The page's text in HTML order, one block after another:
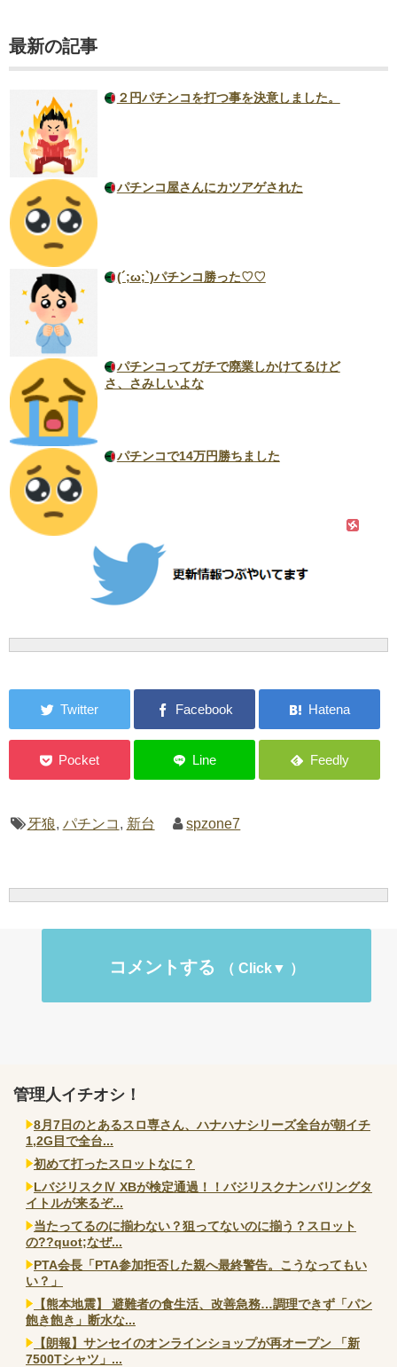
最新の記事
２円パチンコを打つ事を決意しました。
パチンコ屋さんにカツアゲされた
(´;ω;`)パチンコ勝った♡♡
パチンコってガチで廃業しかけてるけど
さ、さみしいよな
パチンコで14万円勝ちました
牙狼, パチンコ , 新台 spzone7
コメントする
管理人イチオシ！
8月7日のとあるスロ専さん、ハナハナシリーズ全台が朝イチ
1,2G目で全台...
初めて打ったスロットなに？
LバジリスクⅣ XBが検定通過！！バジリスクナンバリングタ
イトルが来るぞ...
当たってるのに揃わない？狙ってないのに揃う？スロット
の??quot;なぜ...
PTA会長「PTA参加拒否した親へ最終警告。こうなってもい
い？」
【熊本地震】 避難者の食生活、改善急務…調理できず「パン
飽き飽き」断水な...
【朗報】サンセイのオンラインショップが再オープン 「新
7500Tシャツ」...